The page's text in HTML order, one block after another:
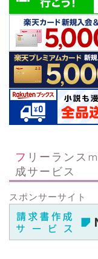
フリーランスmoniが愛用している請求書作
成サービス
スポンサーサイト